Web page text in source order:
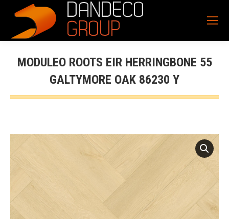
MODULEO ROOTS EIR HERRINGBONE 55
GALTYMORE OAK 86230 Y